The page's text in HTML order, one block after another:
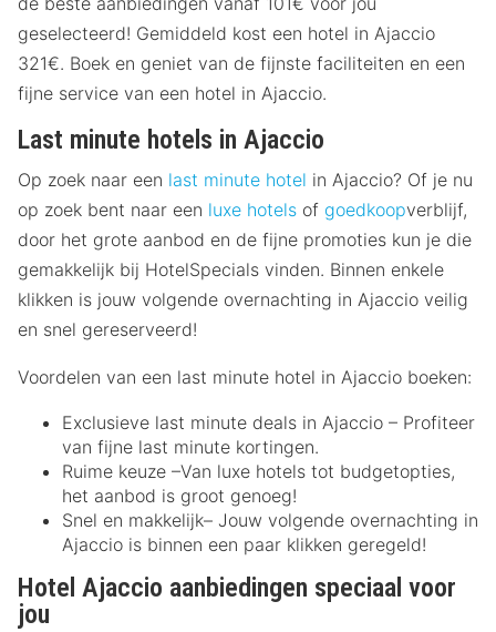
geselecteerd! Gemiddeld kost een hotel in Ajaccio
321€. Boek en geniet van de fijnste faciliteiten en een
fijne service van een hotel in Ajaccio.
Last minute hotels in Ajaccio
Op zoek naar een last minute hotel in Ajaccio? Of je nu
op zoek bent naar een luxe hotels of goedkoopverblijf,
door het grote aanbod en de fijne promoties kun je die
gemakkelijk bij HotelSpecials vinden. Binnen enkele
klikken is jouw volgende overnachting in Ajaccio veilig
en snel gereserveerd!
Voordelen van een last minute hotel in Ajaccio boeken:
Exclusieve last minute deals in Ajaccio – Profiteer
van fijne last minute kortingen.
Ruime keuze –Van luxe hotels tot budgetopties,
het aanbod is groot genoeg!
Snel en makkelijk– Jouw volgende overnachting in
Ajaccio is binnen een paar klikken geregeld!
Hotel Ajaccio aanbiedingen speciaal voor
jou